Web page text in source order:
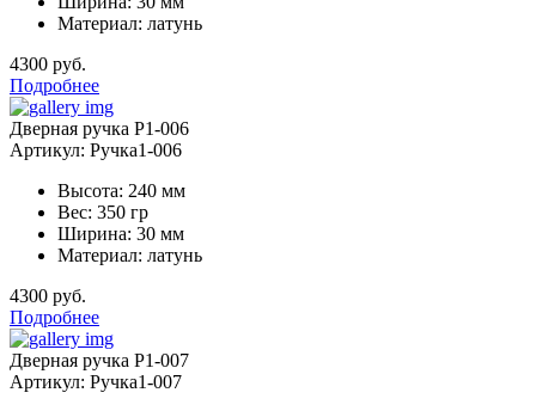
Материал: латунь
4300 руб.
Подробнее
Дверная ручка Р1-006
Артикул: Ручка1-006
Высота: 240 мм
Вес: 350 гр
Ширина: 30 мм
Материал: латунь
4300 руб.
Подробнее
Дверная ручка Р1-007
Артикул: Ручка1-007